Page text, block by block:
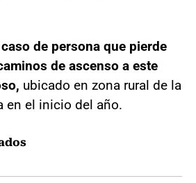
de persona que pierde
de ascenso a este
ubicado en zona rural de la
en el inicio del año.